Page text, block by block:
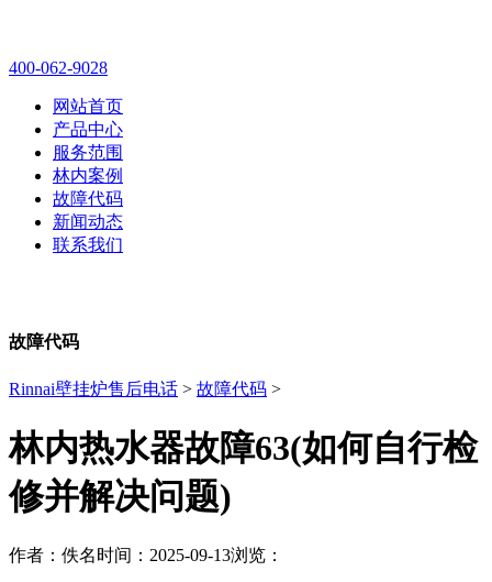
400-062-9028
网站首页
产品中心
服务范围
林内案例
故障代码
新闻动态
联系我们
故障代码
Rinnai壁挂炉售后电话 > 故障代码 >
林内热水器故障63(如何自行检
修并解决问题)
作者：佚名时间：2025-09-13浏览：